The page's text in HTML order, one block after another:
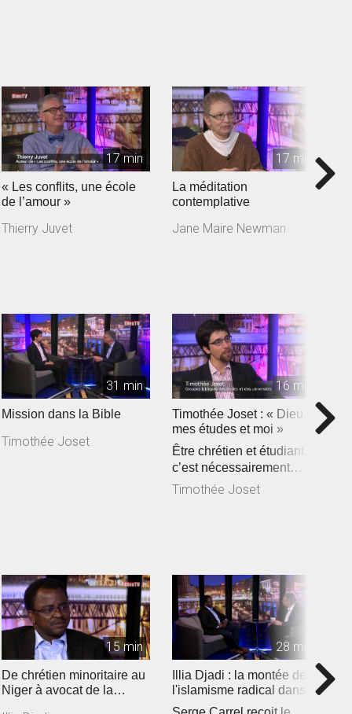
17 min
« Les conflits, une école
de l’amour »
Thierry Juvet
17 min
La méditation
contemplative
Jane Maire Newman
31 min
Mission dans la Bible
Timothée Joset
16 min
Timothée Joset : « Dieu,
mes études et moi »
Être chrétien et étudiant,
c’est nécessairement
assister à la rencontre e...
Timothée Joset
15 min
De chrétien minoritaire au
Niger à avocat de la
28 min
Illia Djadi : la montée de
l'islamisme radical dans
les pays du Sahel